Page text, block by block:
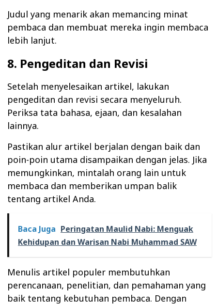
Judul yang menarik akan memancing minat
pembaca dan membuat mereka ingin membaca
lebih lanjut.
8. Pengeditan dan Revisi
Setelah menyelesaikan artikel, lakukan
pengeditan dan revisi secara menyeluruh.
Periksa tata bahasa, ejaan, dan kesalahan
lainnya.
Pastikan alur artikel berjalan dengan baik dan
poin-poin utama disampaikan dengan jelas. Jika
memungkinkan, mintalah orang lain untuk
membaca dan memberikan umpan balik
tentang artikel Anda.
Baca Juga Peringatan Maulid Nabi: Menguak
Kehidupan dan Warisan Nabi Muhammad SAW
Menulis artikel populer membutuhkan
perencanaan, penelitian, dan pemahaman yang
baik tentang kebutuhan pembaca. Dengan